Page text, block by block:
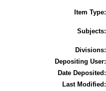
Item Type:
Subjects:
Divisions:
Depositing User:
Date Deposited:
Last Modified: